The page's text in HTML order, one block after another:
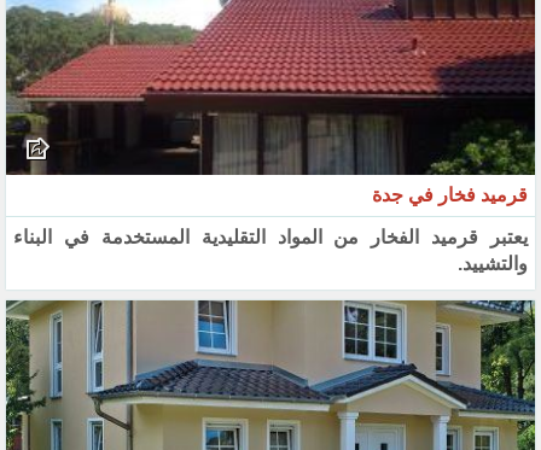
قرميد فخار في جدة
يعتبر قرميد الفخار من المواد التقليدية المستخدمة في البناء
والتشييد.